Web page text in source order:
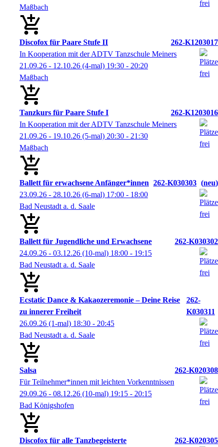
Maßbach
Discofox für Paare Stufe II
262-K1203017
In Kooperation mit der ADTV Tanzschule Meiners
21.09.26 - 12.10.26 (4-mal) 19:30 - 20:20
Maßbach
Tanzkurs für Paare Stufe I
262-K1203016
In Kooperation mit der ADTV Tanzschule Meiners
21.09.26 - 19.10.26 (5-mal) 20:30 - 21:30
Maßbach
Ballett für erwachsene Anfänger*innen 262-K030303
neu
23.09.26 - 28.10.26 (6-mal) 17:00 - 18:00
Bad Neustadt a. d. Saale
Ballett für Jugendliche und Erwachsene
262-K030302
24.09.26 - 03.12.26 (10-mal) 18:00 - 19:15
Bad Neustadt a. d. Saale
Ecstatic Dance & Kakaozeremonie – Deine Reise
zu innerer Freiheit
262-
K030311
26.09.26 (1-mal) 18:30 - 20:45
Bad Neustadt a. d. Saale
Salsa
262-K020308
Für Teilnehmer*innen mit leichten Vorkenntnissen
29.09.26 - 08.12.26 (10-mal) 19:15 - 20:15
Bad Königshofen
Discofox für alle Tanzbegeisterte
262-K020305